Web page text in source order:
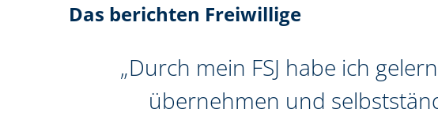
Das berichten Freiwillige
„Durch mein FSJ habe ich
übernehmen und